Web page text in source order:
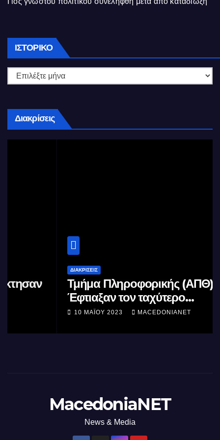
ΙΣΤΟΡΙΚΌ Ιστορικό
Διακρίσεις
Τμήμα Πληροφορικής (ΑΠΘ) :
Έφτιαξαν τον ταχύτερο
επεξεργαστή AI στον κόσμο με τη
10 ΜΑΪ́ΟΥ 2023 MACEDONIANET
MacedoniaNET
News & Media